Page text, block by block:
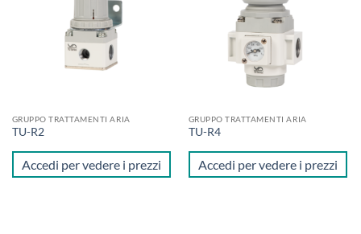
GRUPPO TRATTAMENTI ARIA
TU-R2
Accedi per vedere i prezzi
GRUPPO TRATTAMENTI ARIA
TU-R4
Accedi per vedere i prezzi